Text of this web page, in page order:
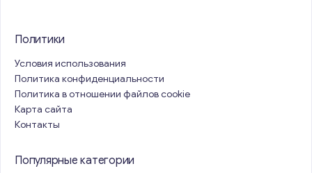
Политики
Условия использования
Политика конфиденциальности
Политика в отношении файлов cookie
Карта сайта
Контакты
Популярные категории